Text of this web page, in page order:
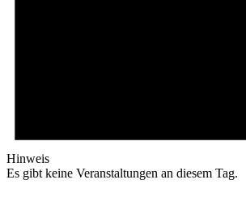
Hinweis
Es gibt keine Veranstaltungen an diesem Tag.